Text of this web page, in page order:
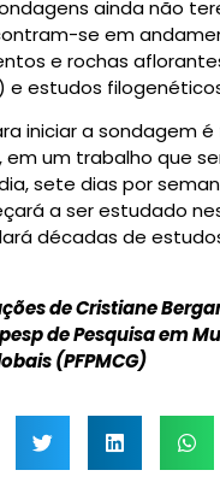
ainda não
se em
e rochas
e estudos
iniciar a sondagem
em um trabalho que
sete dias por
a ser estudado
décadas de
de Cristiane
de Pesquisa em
(PFPMCG)